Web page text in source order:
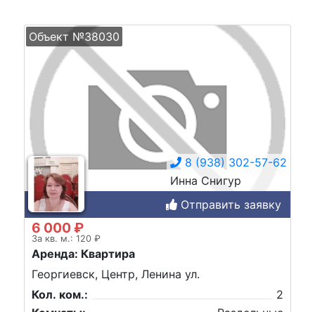
Объект №38030
8 (938) 302-57-62
Инна Снигур
Отправить заявку
6 000 ₽
За кв. м.: 120 ₽
Аренда: Квартира
Георгиевск, Центр, Ленина ул.
Кол. ком.:
2